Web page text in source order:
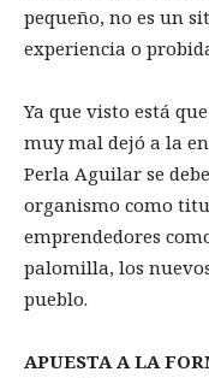
pequeño, no es un
experiencia o
Ya que visto está
muy mal dejó a la
Perla Aguilar se
organismo como
emprendedores
palomilla, los
pueblo.
APUESTA A LA